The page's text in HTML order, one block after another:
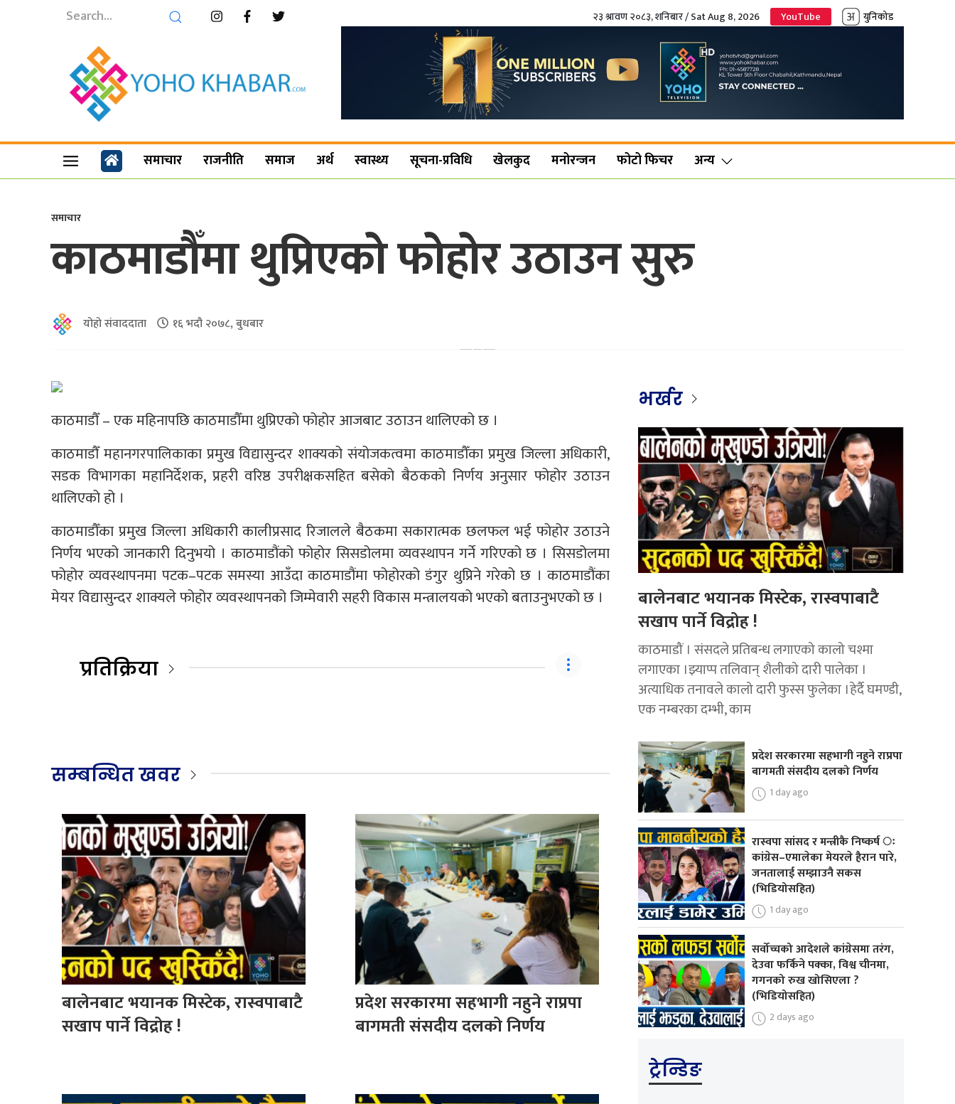
२३ श्रावण २०८३, शनिबार / Sat Aug 8, 2026 YouTube युनिकोड
समाचार राजनीति समाज अर्थ स्वास्थ्य सूचना-प्रविधि खेलकुद मनोरन्जन फोटो फिचर अन्य
समाचार
काठमाडौँमा थुप्रिएको फोहोर उठाउन सुरु
योहो संवाददाता १६ भदौ २०७८, बुधबार
काठमाडौँ – एक महिनापछि काठमाडौँमा थुप्रिएको फोहोर आजबाट उठाउन थालिएको छ ।
काठमाडौँ महानगरपालिकाका प्रमुख विद्यासुन्दर शाक्यको संयोजकत्वमा काठमाडौँका प्रमुख जिल्ला अधिकारी,
सडक विभागका महानिर्देशक, प्रहरी वरिष्ठ उपरीक्षकसहित बसेको बैठकको निर्णय अनुसार फोहोर उठाउन
थालिएको हो ।
काठमाडौँका प्रमुख जिल्ला अधिकारी कालीप्रसाद रिजालले बैठकमा सकारात्मक छलफल भई फोहोर उठाउने
निर्णय भएको जानकारी दिनुभयो । काठमाडौंको फोहोर सिसडोलमा व्यवस्थापन गर्ने गरिएको छ । सिसडोलमा
फोहोर व्यवस्थापनमा पटक–पटक समस्या आउँदा काठमाडौंमा फोहोरको डंगुर थुप्रिने गरेको छ । काठमाडौंका
मेयर विद्यासुन्दर शाक्यले फोहोर व्यवस्थापनको जिम्मेवारी सहरी विकास मन्त्रालयको भएको बताउनुभएको छ ।
प्रतिक्रिया
सम्बन्धित खवर
बालेनबाट भयानक मिस्टेक, रास्वपाबाटै
सखाप पार्ने विद्रोह !
प्रदेश सरकारमा सहभागी नहुने राप्रपा
बागमती संसदीय दलको निर्णय
भर्खर
बालेनबाट भयानक मिस्टेक, रास्वपाबाटै
सखाप पार्ने विद्रोह !
काठमाडौं । संसदले प्रतिबन्ध लगाएको कालो चश्मा
लगाएका ।झ्याप्प तलिवान् शैलीको दारी पालेका ।
अत्याधिक तनावले कालो दारी फुस्स फुलेका ।हेर्दै घमण्डी,
एक नम्बरका दम्भी, काम
प्रदेश सरकारमा सहभागी नहुने राप्रपा
बागमती संसदीय दलको निर्णय
1 day ago
रास्वपा सांसद र मन्त्रीकै निष्कर्ष ः
कांग्रेस–एमालेका मेयरले हैरान पारे,
जनतालाई सम्झाउनै सकस
(भिडियोसहित)
1 day ago
सर्वोच्चको आदेशले कांग्रेसमा तरंग,
देउवा फर्किने पक्का, विश्व चीनमा,
गगनको रुख खोसिएला ?
(भिडियोसहित)
2 days ago
ट्रेन्डिङ